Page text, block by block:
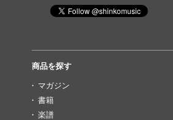
商品を探す
マガジン
書籍
楽譜